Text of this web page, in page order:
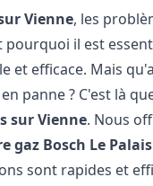
Vienne, les
pourquoi il est
et efficace. Mais
panne ? C'est là
sur Vienne. Nous
gaz Bosch Le
sont rapides et